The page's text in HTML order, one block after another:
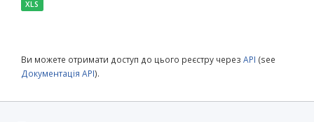
XLS
Ви можете отримати доступ до цього реєстру через API (see
Документація API).